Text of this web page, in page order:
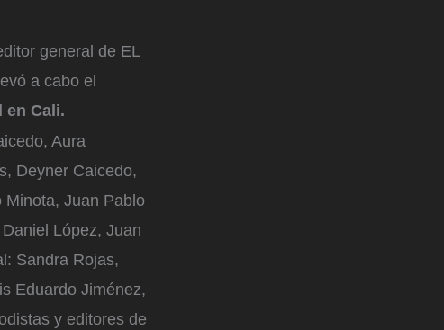
general de EL
a cabo el
en Cali.
Aura
Deyner Caicedo,
Juan Pablo
López, Juan
Sandra Rojas,
Eduardo Jiménez,
y editores de